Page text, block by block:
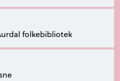
folkebibliotek